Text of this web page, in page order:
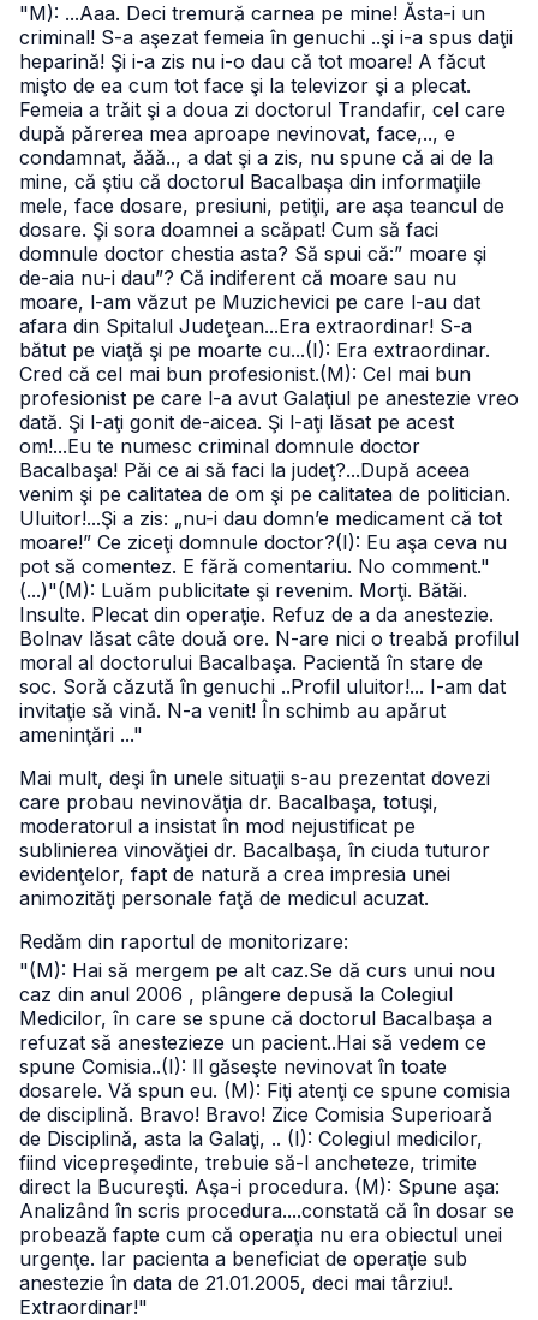
"M): ...Aaa. Deci tremură carnea pe mine! Ăsta-i un
criminal! S-a aşezat femeia în genuchi ..şi i-a spus daţii
heparină! Şi i-a zis nu i-o dau că tot moare! A făcut
mişto de ea cum tot face şi la televizor şi a plecat.
Femeia a trăit şi a doua zi doctorul Trandafir, cel care
după părerea mea aproape nevinovat, face,.., e
condamnat, ăăă.., a dat şi a zis, nu spune că ai de la
mine, că ştiu că doctorul Bacalbaşa din informaţiile
mele, face dosare, presiuni, petiţii, are aşa teancul de
dosare. Şi sora doamnei a scăpat! Cum să faci
domnule doctor chestia asta? Să spui că:” moare şi
de-aia nu-i dau”? Că indiferent că moare sau nu
moare, l-am văzut pe Muzichevici pe care l-au dat
afara din Spitalul Judeţean...Era extraordinar! S-a
bătut pe viaţă şi pe moarte cu...(I): Era extraordinar.
Cred că cel mai bun profesionist.(M): Cel mai bun
profesionist pe care l-a avut Galaţiul pe anestezie vreo
dată. Şi l-aţi gonit de-aicea. Şi l-aţi lăsat pe acest
om!...Eu te numesc criminal domnule doctor
Bacalbaşa! Păi ce ai să faci la judeţ?...După aceea
venim şi pe calitatea de om şi pe calitatea de politician.
Uluitor!...Şi a zis: „nu-i dau domn’e medicament că tot
moare!” Ce ziceţi domnule doctor?(I): Eu aşa ceva nu
pot să comentez. E fără comentariu. No comment."
(...)"(M): Luăm publicitate şi revenim. Morţi. Bătăi.
Insulte. Plecat din operaţie. Refuz de a da anestezie.
Bolnav lăsat câte două ore. N-are nici o treabă profilul
moral al doctorului Bacalbaşa. Pacientă în stare de
soc. Soră căzută în genuchi ..Profil uluitor!... I-am dat
invitaţie să vină. N-a venit! În schimb au apărut
ameninţări ..."
Mai mult, deşi în unele situaţii s-au prezentat dovezi
care probau nevinovăţia dr. Bacalbaşa, totuşi,
moderatorul a insistat în mod nejustificat pe
sublinierea vinovăţiei dr. Bacalbaşa, în ciuda tuturor
evidenţelor, fapt de natură a crea impresia unei
animozităţi personale faţă de medicul acuzat.
Redăm din raportul de monitorizare:
"(M): Hai să mergem pe alt caz.Se dă curs unui nou
caz din anul 2006 , plângere depusă la Colegiul
Medicilor, în care se spune că doctorul Bacalbaşa a
refuzat să anestezieze un pacient..Hai să vedem ce
spune Comisia..(I): Il găseşte nevinovat în toate
dosarele. Vă spun eu. (M): Fiţi atenţi ce spune comisia
de disciplină. Bravo! Bravo! Zice Comisia Superioară
de Disciplină, asta la Galaţi, .. (I): Colegiul medicilor,
fiind vicepreşedinte, trebuie să-l ancheteze, trimite
direct la Bucureşti. Aşa-i procedura. (M): Spune aşa:
Analizând în scris procedura....constată că în dosar se
probează fapte cum că operaţia nu era obiectul unei
urgenţe. Iar pacienta a beneficiat de operaţie sub
anestezie în data de 21.01.2005, deci mai târziu!.
Extraordinar!"